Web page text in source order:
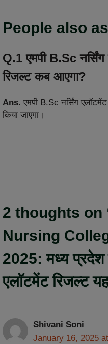
People also
Q.1 एमपी B.Sc
रिजल्ट कब आएगा?
Ans. एमपी B.Sc नर्सिंग
किया जाएगा।
2 thoughts on
Nursing
2025: मध्य प्रदेश
एलॉटमेंट रिजल्ट
Shivani Soni
January 16, 2025